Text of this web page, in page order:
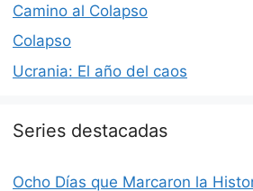
Camino al Colapso
Colapso
Ucrania: El año del caos
Series destacadas
Ocho Días que Marcaron la